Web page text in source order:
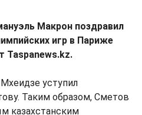
Макрон поздравил
игр в Париже
Taspanews.kz.
уступил
Таким образом, Сметов
казахстанским